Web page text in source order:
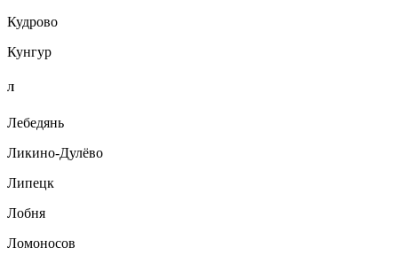
Кудрово
Кунгур
Л
Лебедянь
Ликино-Дулёво
Липецк
Лобня
Ломоносов